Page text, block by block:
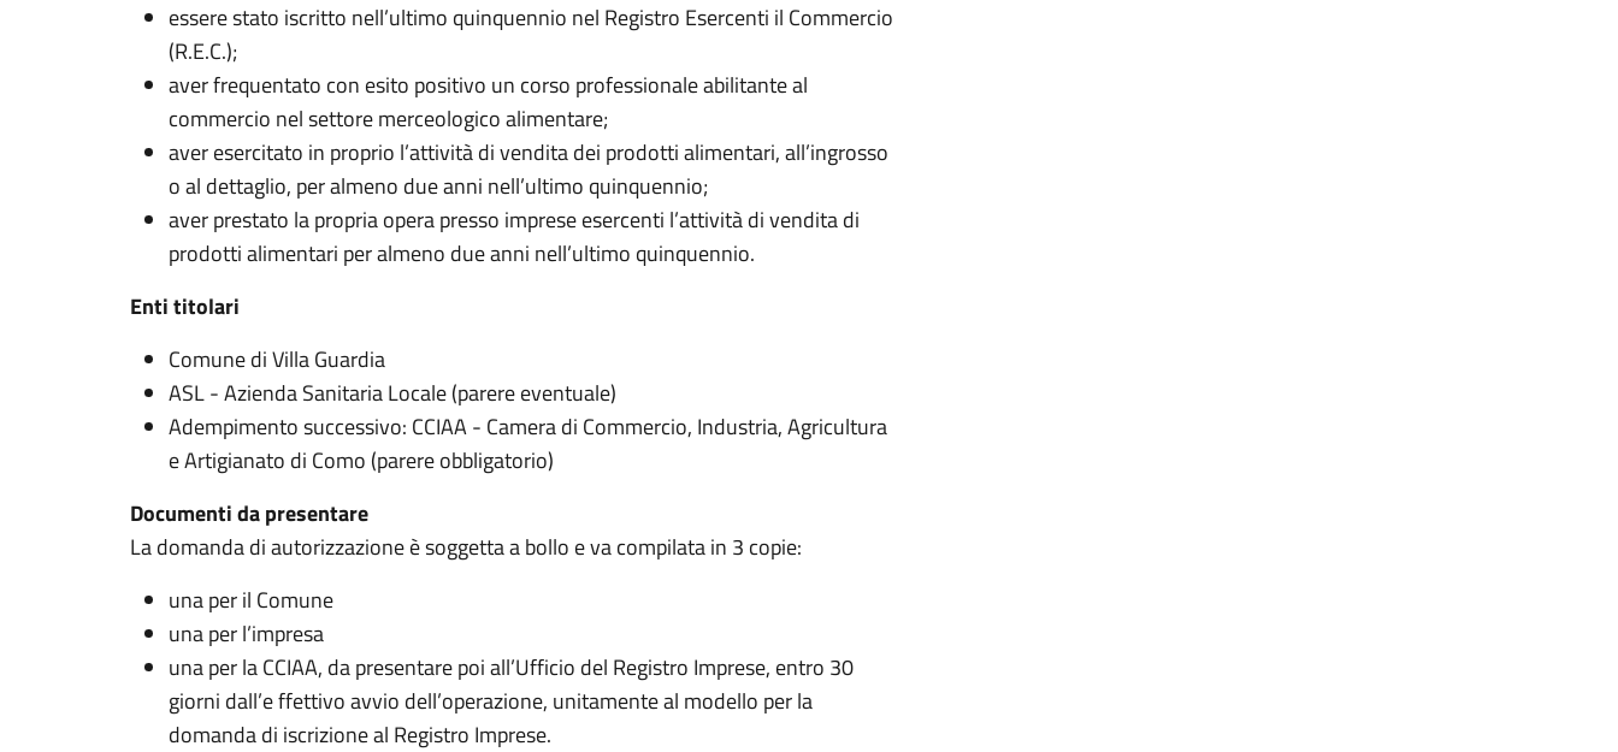
essere stato iscritto nell’ultimo quinquennio nel Registro Esercenti il Commercio
(R.E.C.);
aver frequentato con esito positivo un corso professionale abilitante al
commercio nel settore merceologico alimentare;
aver esercitato in proprio l’attività di vendita dei prodotti alimentari, all’ingrosso
o al dettaglio, per almeno due anni nell’ultimo quinquennio;
aver prestato la propria opera presso imprese esercenti l’attività di vendita di
prodotti alimentari per almeno due anni nell’ultimo quinquennio.
Enti titolari
Comune di Villa Guardia
ASL - Azienda Sanitaria Locale (parere eventuale)
Adempimento successivo: CCIAA - Camera di Commercio, Industria, Agricultura
e Artigianato di Como (parere obbligatorio)
Documenti da presentare
La domanda di autorizzazione è soggetta a bollo e va compilata in 3 copie:
una per il Comune
una per l’impresa
una per la CCIAA, da presentare poi all’Ufficio del Registro Imprese, entro 30
giorni dall’e ffettivo avvio dell’operazione, unitamente al modello per la
domanda di iscrizione al Registro Imprese.